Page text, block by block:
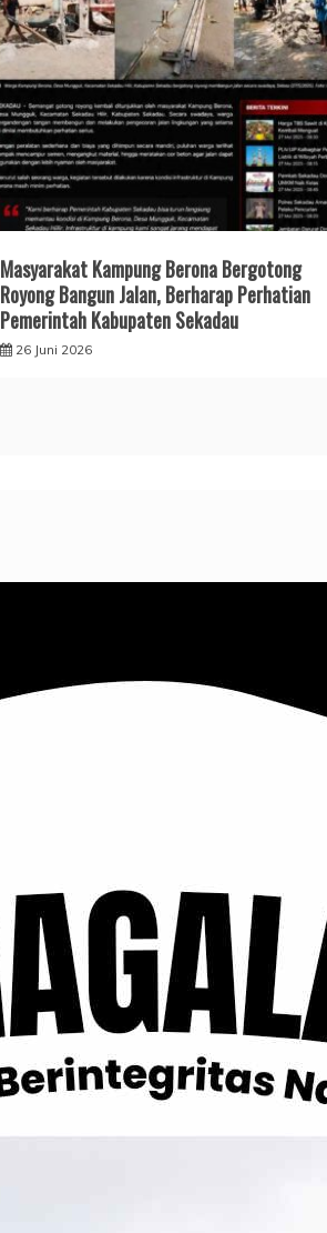
Masyarakat Kampung Berona Bergotong
Royong Bangun Jalan, Berharap Perhatian
Pemerintah Kabupaten Sekadau
26 Juni 2026